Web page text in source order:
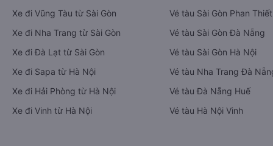
Xe đi Vũng Tàu từ Sài Gòn
Xe đi Nha Trang từ Sài Gòn
Xe đi Đà Lạt từ Sài Gòn
Xe đi Sapa từ Hà Nội
Xe đi Hải Phòng từ Hà Nội
Xe đi Vinh từ Hà Nội
Vé tàu Sài Gòn Phan Thiết
Vé tàu Sài Gòn Đà Nẵng
Vé tàu Sài Gòn Hà Nội
Vé tàu Nha Trang Đà
Vé tàu Đà Nẵng Huế
Vé tàu Hà Nội Vinh